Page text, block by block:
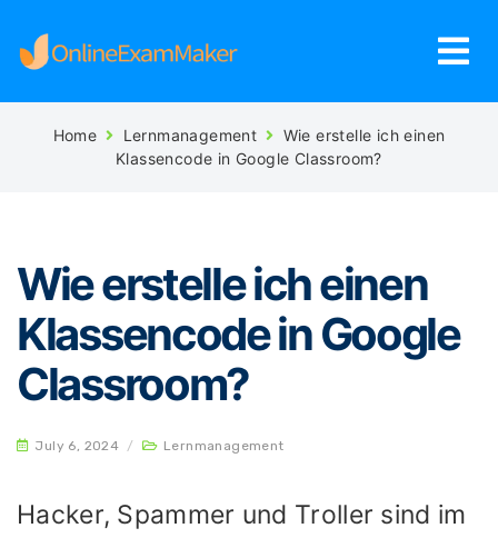
Home Lernmanagement
Wie erstelle ich einen
Klassencode in Google Classroom?
Wie erstelle ich einen
Klassencode in Google
Classroom?
July 6, 2024 / Lernmanagement
Hacker, Spammer und Troller sind im